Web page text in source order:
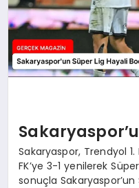
Sakaryaspor, Trendyol
FK’ye 3-1 yenilerek
sonuçla